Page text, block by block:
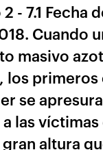
- 7.1 Fecha
Cuando
masivo
los primeros
se
las víctimas
altura